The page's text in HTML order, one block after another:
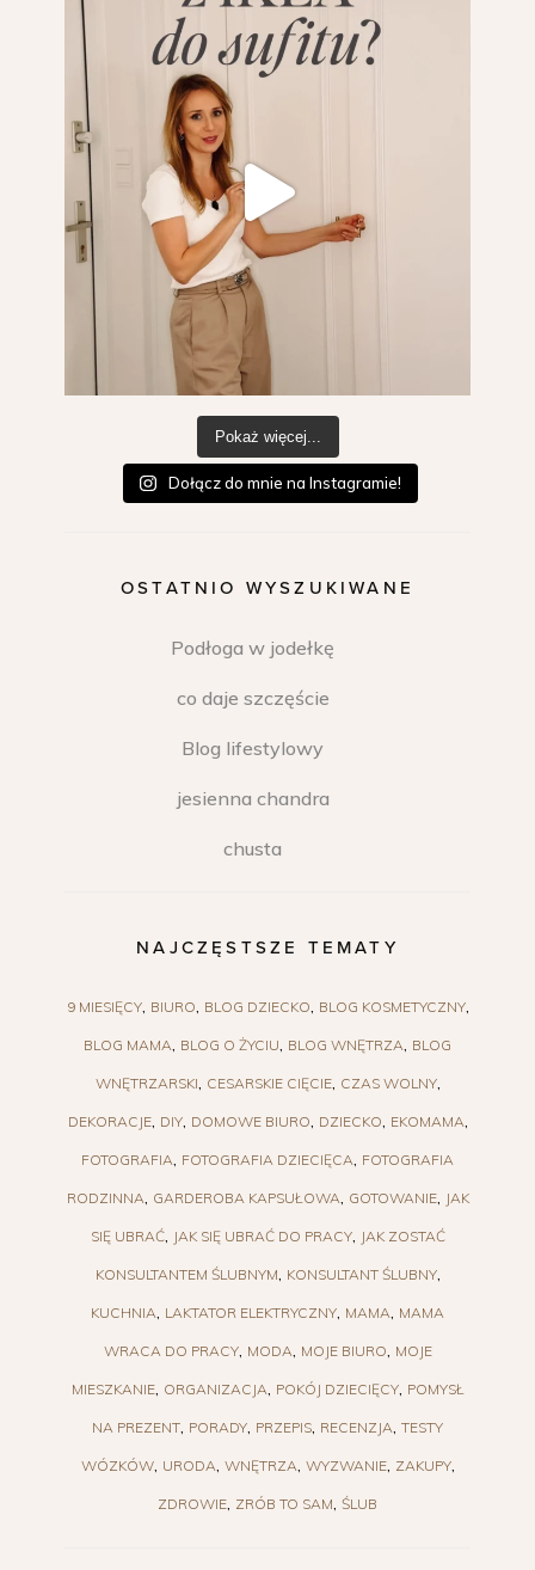
Pokaż więcej...
Dołącz do mnie na Instagramie!
OSTATNIO WYSZUKIWANE
Podłoga w jodełkę
co daje szczęście
Blog lifestylowy
jesienna chandra
chusta
NAJCZĘSTSZE TEMATY
9 MIESIĘCY BIURO BLOG DZIECKO BLOG KOSMETYCZNY
BLOG MAMA BLOG O ŻYCIU BLOG WNĘTRZA BLOG
WNĘTRZARSKI CESARSKIE CIĘCIE CZAS WOLNY
DEKORACJE DIY DOMOWE BIURO DZIECKO EKOMAMA
FOTOGRAFIA FOTOGRAFIA DZIECIĘCA FOTOGRAFIA
RODZINNA GARDEROBA KAPSUŁOWA GOTOWANIE JAK
SIĘ UBRAĆ JAK SIĘ UBRAĆ DO PRACY JAK ZOSTAĆ
KONSULTANTEM ŚLUBNYM KONSULTANT ŚLUBNY
KUCHNIA LAKTATOR ELEKTRYCZNY MAMA MAMA
WRACA DO PRACY MODA MOJE BIURO MOJE
MIESZKANIE ORGANIZACJA POKÓJ DZIECIĘCY POMYSŁ
NA PREZENT PORADY PRZEPIS RECENZJA TESTY
WÓZKÓW URODA WNĘTRZA WYZWANIE ZAKUPY
ZDROWIE ZRÓB TO SAM ŚLUB